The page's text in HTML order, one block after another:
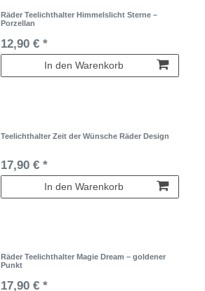
Räder Teelichthalter Himmelslicht Sterne –
Porzellan
12,90 € *
In den Warenkorb
Teelichthalter Zeit der Wünsche Räder Design
17,90 € *
In den Warenkorb
Räder Teelichthalter Magie Dream – goldener
Punkt
17,90 € *